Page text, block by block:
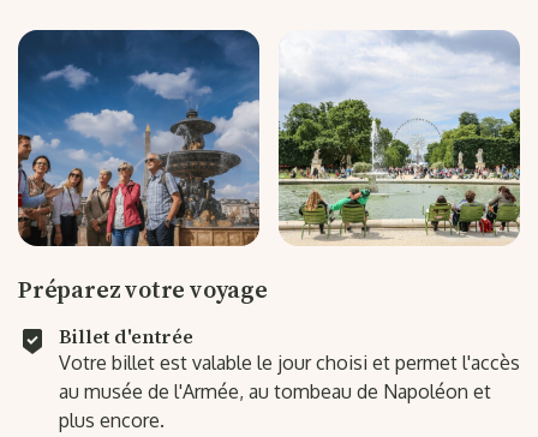
Préparez votre voyage
Billet d'entrée
Votre billet est valable le jour choisi et permet l'accès
au musée de l'Armée, au tombeau de Napoléon et
plus encore.